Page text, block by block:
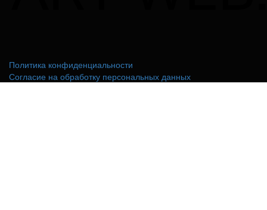
Политика конфиденциальности
Согласие на обработку персональных данных